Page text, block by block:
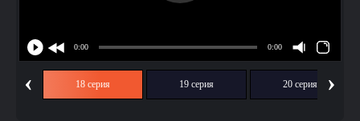
‹ 18 серия 19 серия 20 серия ›